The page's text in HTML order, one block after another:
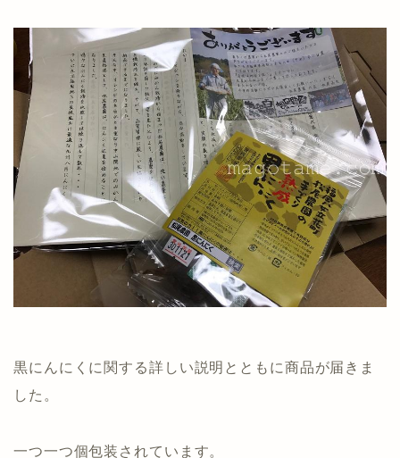
黒にんにくに関する詳しい説明とともに商品が届きま
した。
一つ一つ個包装されています。